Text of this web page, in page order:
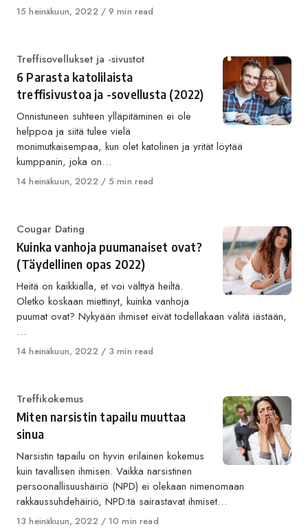
Published
15 heinäkuun, 2022 9 min read
Category
Treffisovellukset ja -sivustot
6 Parasta katolilaista
treffisivustoa ja -sovellusta (2022)
Onnistuneen suhteen ylläpitäminen ei ole
helppoa ja siitä tulee vielä
monimutkaisempaa, kun olet katolinen ja yrität löytää
kumppanin, joka on…
Published
14 heinäkuun, 2022 5 min read
Category
Cougar Dating
Kuinka vanhoja puumanaiset ovat?
(Täydellinen opas 2022)
Heitä on kaikkialla, et voi välttyä heiltä.
Oletko koskaan miettinyt, kuinka vanhoja
puumat ovat? Nykyään ihmiset eivät todellakaan välitä iästään,
…
Published
14 heinäkuun, 2022 3 min read
Category
Treffikokemus
Miten narsistin tapailu muuttaa
sinua
Narsistin tapailu on hyvin erilainen kokemus
kuin tavallisen ihmisen. Vaikka narsistinen
persoonallisuushäiriö (NPD) ei olekaan nimenomaan
rakkaussuhdehäiriö, NPD:tä sairastavat ihmiset…
Published
13 heinäkuun, 2022 10 min read